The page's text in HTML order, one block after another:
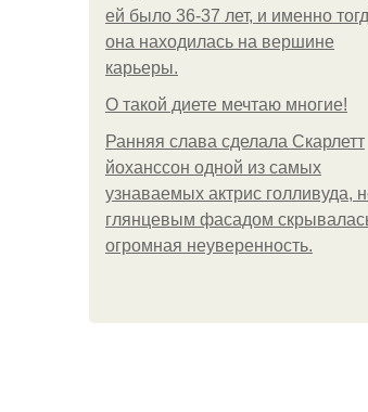
ей было 36-37 лет, и именно
она находилась на вершине
карьеры.
О такой диете мечтаю многие!
Ранняя слава сделала Скарлетт
йоханссон одной из самых
узнаваемых актрис голливуда,
глянцевым фасадом
огромная неуверенность.